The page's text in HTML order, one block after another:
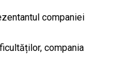
companiei
compania